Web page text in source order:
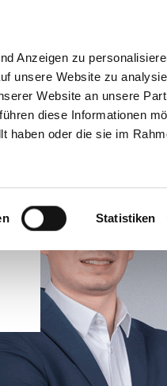
Anzeigen zu
unsere Website zu
Website an unsere
diese Informationen
haben oder die sie im
Statistiken